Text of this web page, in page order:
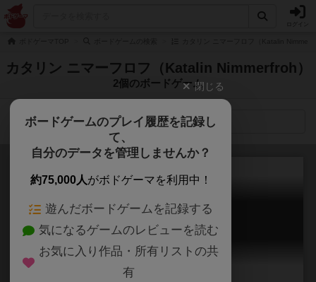
カタリン ニマーフロフ（Katalin Nimmerfroh）
2個のボードゲーム
検索メニュー
怒りの日々：ブダペスト1956
Days of Ire: Budapest 1956
閉じる
ボードゲームのプレイ履歴を記録し
て、
自分のデータを管理しませんか？
約75,000人がボドゲーマを利用中！
遊んだボードゲームを記録する
気になるゲームのレビューを読む
お気に入り作品・所有リストの共
有